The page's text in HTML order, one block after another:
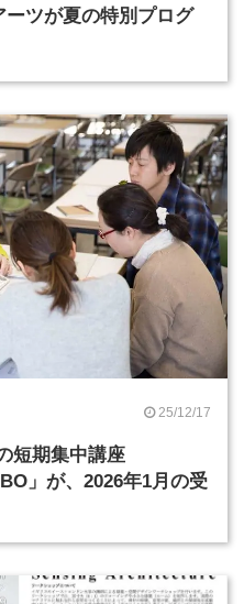
ツが夏の特別プログ
25/12/17
短期集中講座
」が、2026年1月の受